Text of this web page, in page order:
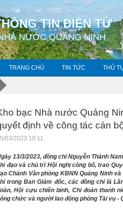
TIN ĐIỆN TỬ
NƯỚC QUẢNG NINH
TRANG CHỦ TIN TỨC THỦ
bạc Nhà nước Quảng
định về công tác cán
03/2023 10:11
13/3/2023, đồng chí Nguyễn Thành
đạo và chủ trì Hội nghị công bố, trao
Chánh Văn phòng KBNN Quảng Ninh
trong Ban Giám đốc, các đồng chí là
Hội cựu chiến binh, Chi đoàn thanh
chức và người lao động phòng Tài vụ -